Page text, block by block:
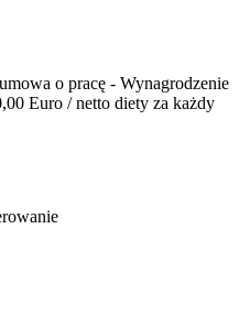
o pracę - Wynagrodzenie
Euro / netto diety za każdy